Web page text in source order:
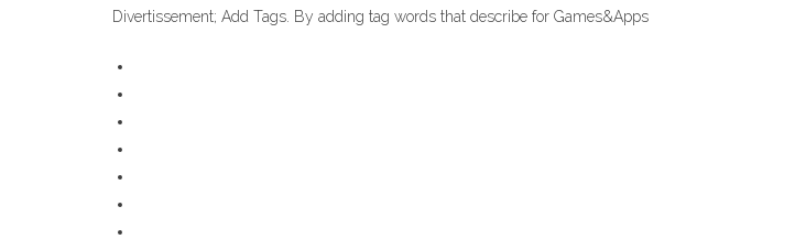
Divertissement; Add Tags. By adding tag words that describe for Games&Apps